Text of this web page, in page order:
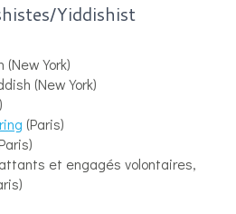
Yiddishist
(New York)
(New York)
(Paris)
et engagés volontaires,